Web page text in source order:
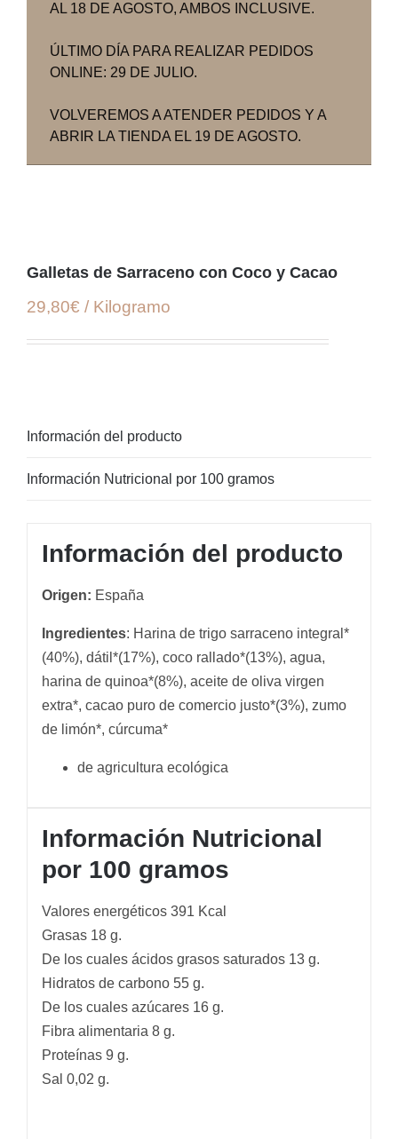
AL 18 DE AGOSTO, AMBOS INCLUSIVE.
ÚLTIMO DÍA PARA REALIZAR PEDIDOS
ONLINE: 29 DE JULIO.
VOLVEREMOS A ATENDER PEDIDOS Y A
ABRIR LA TIENDA EL 19 DE AGOSTO.
Galletas de Sarraceno con Coco y Cacao
29,80€ / Kilogramo
Información del producto
Información Nutricional por 100 gramos
Información del producto
Origen: España
Ingredientes: Harina de trigo sarraceno integral*
(40%), dátil*(17%), coco rallado*(13%), agua,
harina de quinoa*(8%), aceite de oliva virgen
extra*, cacao puro de comercio justo*(3%), zumo
de limón*, cúrcuma*
de agricultura ecológica
Información Nutricional
por 100 gramos
Valores energéticos 391 Kcal
Grasas 18 g.
De los cuales ácidos grasos saturados 13 g.
Hidratos de carbono 55 g.
De los cuales azúcares 16 g.
Fibra alimentaria 8 g.
Proteínas 9 g.
Sal 0,02 g.